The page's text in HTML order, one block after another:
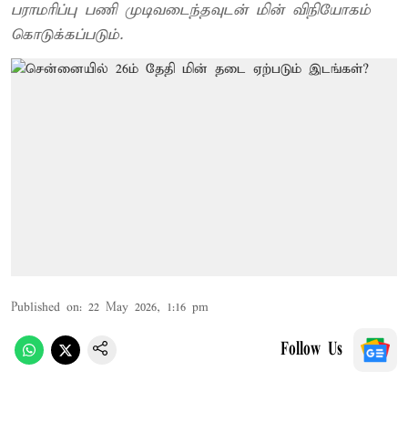
பராமரிப்பு பணி முடிவடைந்தவுடன் மின் விநியோகம்
கொடுக்கப்படும்.
Published on: 22 May 2026, 1:16 pm
Follow Us